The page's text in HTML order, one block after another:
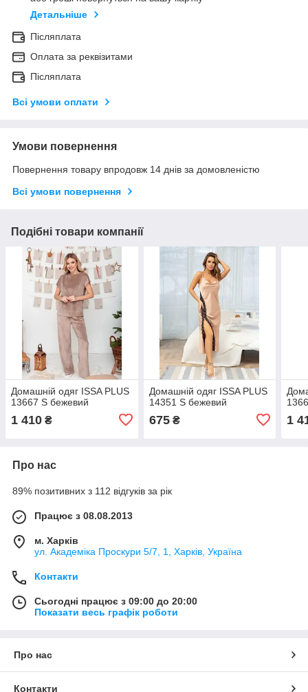
Детальніше
Післяплата
Оплата за реквізитами
Післяплата
Всі умови оплати
Умови повернення
Повернення товару впродовж 14 днів за домовленістю
Всі умови повернення
Подібні товари компанії
Домашній одяг ISSA PLUS
13667 S бежевий
1 410 ₴
Домашній одяг ISSA PLUS
14351 S бежевий
675₴ 1
Про нас
89% позитивних з 112 відгуків за рік
Працює з 08.08.2013
м. Харків
ул. Академіка Проскури 5/7, 1, Харків, Україна
Контакти
Сьогодні працює з 09:00 до 20:00
Показати весь графік роботи
Про нас
Контакти